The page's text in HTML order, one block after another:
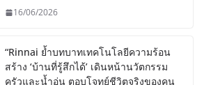
16/06/2026
“Rinnai ย้ำบทบาทเทคโนโลยีความร้อน
สร้าง ‘บ้านที่รู้สึกได้’ เดินหน้านวัตกรรม
ครัวและน้ำอุ่น ตอบโจทย์ชีวิตจริงของคน